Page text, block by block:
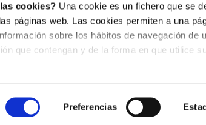
cookies? Una cookie es un fichero que se
páginas web. Las cookies permiten a una
sobre los hábitos de navegación de
que contengan y de la forma en que utilice
del propietario de la cookie:
propias: Son aquéllas que se envían al equipo
Preferencias
12560 Benicàssim (Castellón)
900 100 243
info@fobesa.com